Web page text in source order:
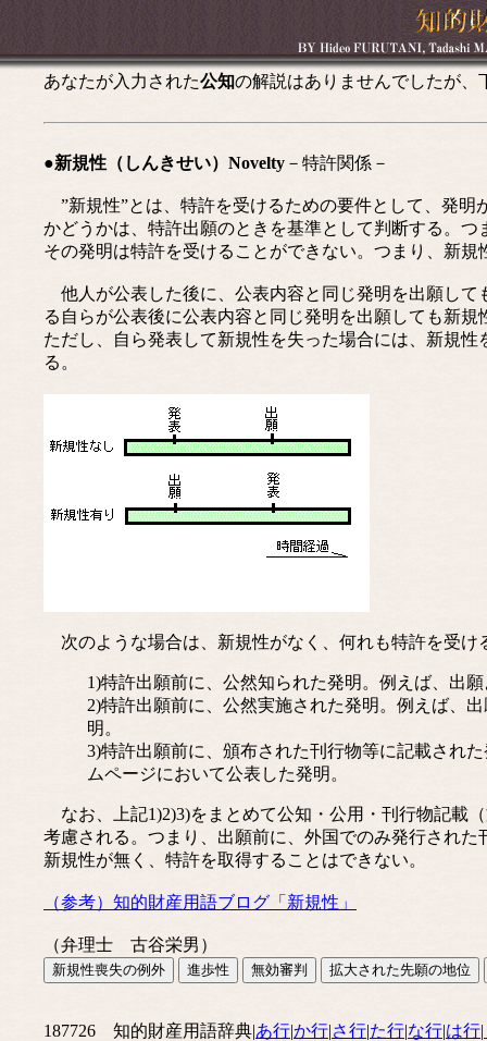
あなたが入力された公知の解説はありませんでしたが、
●新規性（しんきせい）Novelty －特許関係－
”新規性”とは、特許を受けるための要件として、発明
かどうかは、特許出願のときを基準として判断する。
その発明は特許を受けることができない。つまり、新
他人が公表した後に、公表内容と同じ発明を出願して
る自らが公表後に公表内容と同じ発明を出願しても新
ただし、自ら発表して新規性を失った場合には、新規
る。
次のような場合は、新規性がなく、何れも特許を受け
1)特許出願前に、公然知られた発明。例えば、出
2)特許出願前に、公然実施された発明。例えば、
明。
3)特許出願前に、頒布された刊行物等に記載され
ムページにおいて公表した発明。
なお、上記1)2)3)をまとめて公知・公用・刊行物記載
考慮される。つまり、出願前に、外国でのみ発行され
新規性が無く、特許を取得することはできない。
（参考）知的財産用語ブログ「新規性」
（弁理士 古谷栄男）
187726 知的財産用語辞典|あ行|か行|さ行|た行|な行|は行|